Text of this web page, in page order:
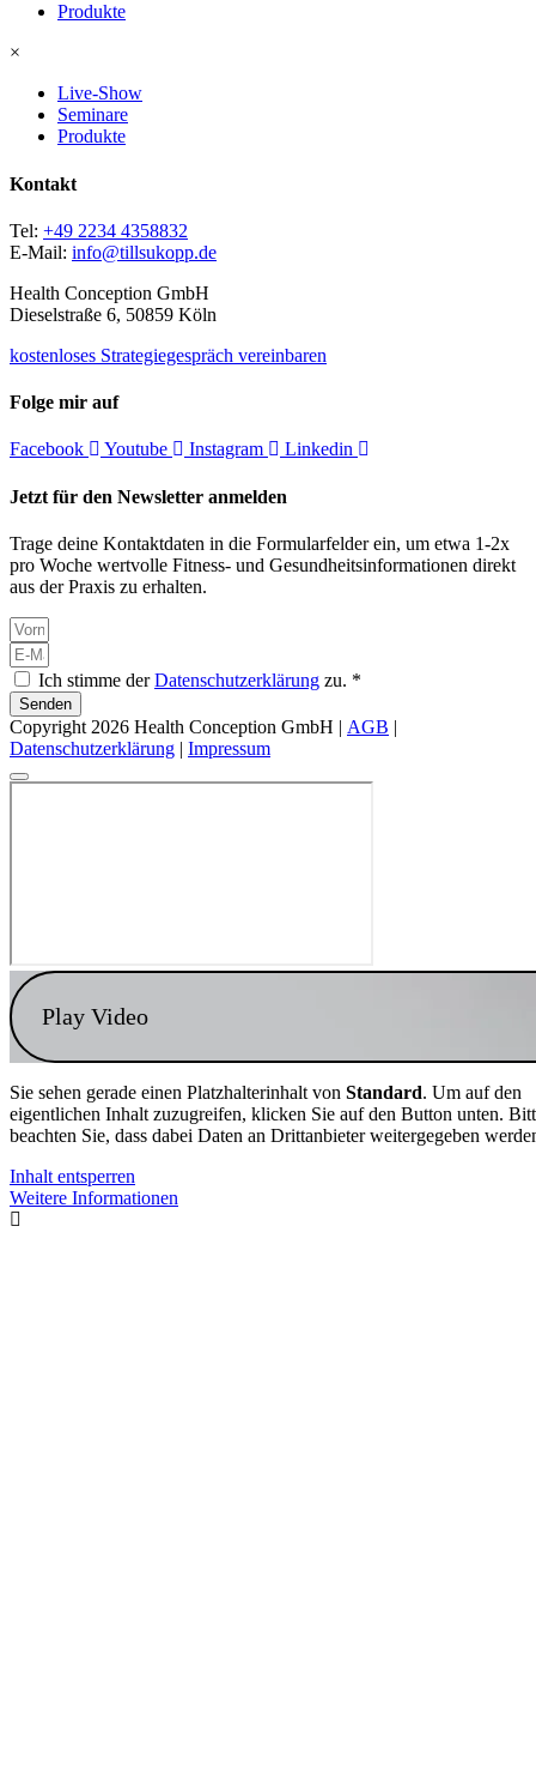
Produkte
×
Live-Show
Seminare
Produkte
Kontakt
Tel: +49 2234 4358832
E-Mail: info@tillsukopp.de
Health Conception GmbH
Dieselstraße 6, 50859 Köln
kostenloses Strategiegespräch vereinbaren
Folge mir auf
Facebook Youtube Instagram Linkedin
Jetzt für den Newsletter anmelden
Trage deine Kontaktdaten in die Formularfelder ein, um etwa 1-2x
pro Woche wertvolle Fitness- und Gesundheitsinformationen direkt
aus der Praxis zu erhalten.
Ich stimme derDatenschutzerklärung zu. *
Senden
Copyright 2026 Health Conception GmbH | AGB |
Datenschutzerklärung | Impressum
Play Video
Sie sehen gerade einen Platzhalterinhalt von Standard. Um auf den
eigentlichen Inhalt zuzugreifen, klicken Sie auf den Button unten.
beachten Sie, dass dabei Daten an Drittanbieter weitergegeben
Inhalt entsperren
Weitere Informationen